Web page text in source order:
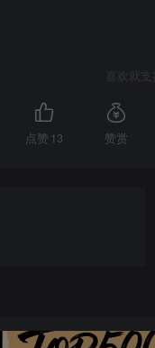
喜欢就
点赞 13 赞赏